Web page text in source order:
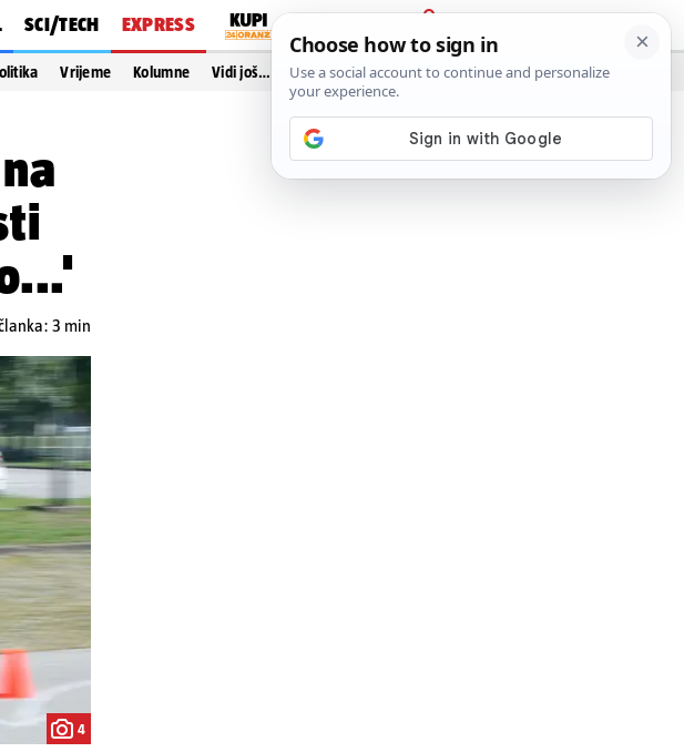
SCI/TECH EXPRESS
PRIJAVA
Vrijeme Kolumne Vidi još…
3 min
4